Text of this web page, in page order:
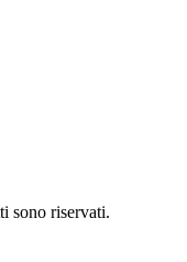
sono riservati.